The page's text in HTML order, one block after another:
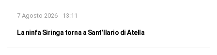
7 Agosto 2026 - 13:11
La ninfa Siringa torna a Sant’Ilario di Atella